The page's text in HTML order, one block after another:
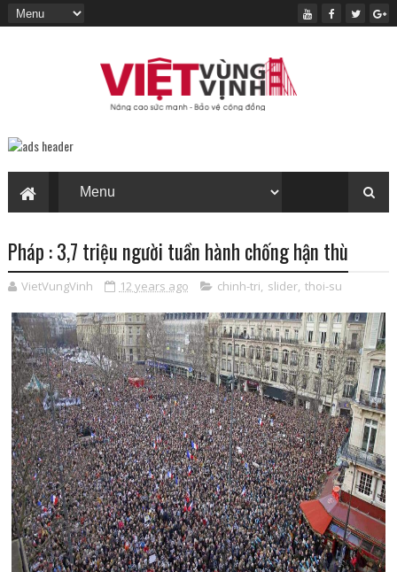
Pháp : 3,7 triệu người tuần hành chống hận thù
VietVungVinh 12 years ago chinh-tri, slider, thoi-su